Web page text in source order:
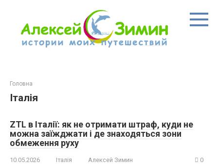
Головна
Італія
ZTL в Італії: як не отримати штраф, куди не
можна заїжджати і де знаходяться зони
обмеження руху
10.05.2026 Італія Алексей Зимин 0